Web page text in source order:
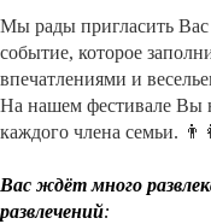
Мы рады пригласить
событие, которое
впечатлениями и
На нашем фестивале Вы
каждого члена семьи.
Вас ждёт много
развлечений: